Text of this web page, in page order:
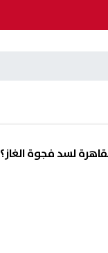
لسد فجوة الغاز؟